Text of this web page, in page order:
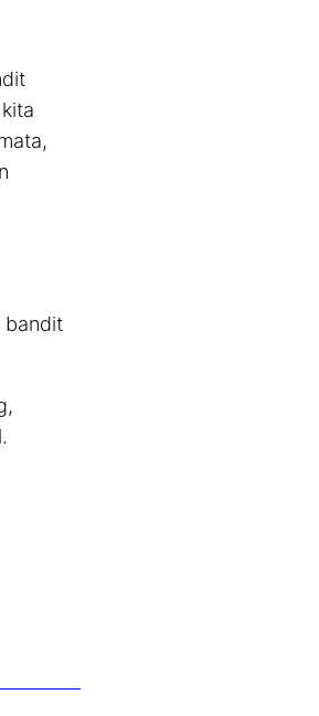
bandit